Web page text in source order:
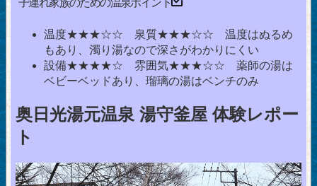
温度★★★☆☆ 泉質★★★☆☆ 温度はぬるめ
もあり、濁り湯なので深さがわかりにくい
設備★★★★☆ 雰囲気★★★☆☆ 薬師の湯は
ベビーベッドあり、瑠璃の湯はベンチのみ
奥日光湯元温泉 湯守釜屋 体験レポー
ト